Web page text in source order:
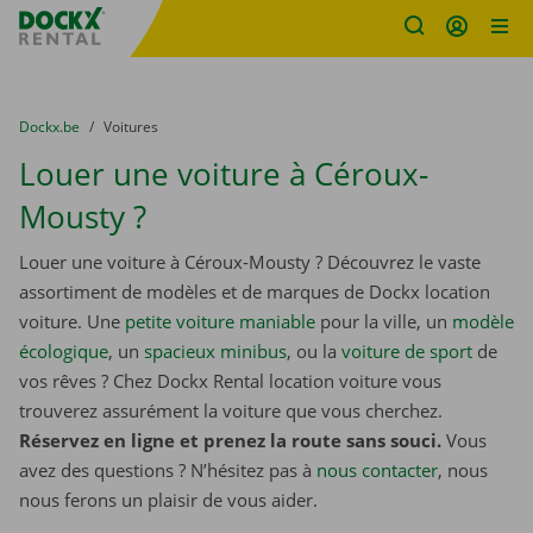
sitename
You are here:
du
Dockx.be to
Voitures
Louer une voiture à Céroux-
Mousty ?
Louer une voiture à Céroux-Mousty ? Découvrez le vaste
assortiment de modèles et de marques de Dockx location
voiture. Une petite voiture maniable pour la ville, un modèle
écologique, un spacieux minibus, ou la voiture de sport de
vos rêves ? Chez Dockx Rental location voiture vous
trouverez assurément la voiture que vous cherchez.
Réservez en ligne et prenez la route sans souci. Vous
avez des questions ? N’hésitez pas à nous contacter, nous
nous ferons un plaisir de vous aider.